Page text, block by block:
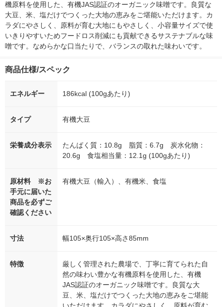
機原料を使用した、有機JAS認証のオーガニック味噌です。良質な
大豆、米、塩だけでつくった大地の恵みをご堪能いただけます。カ
ラダにやさしく、原料が育む大地にもやさしく、小容量サイズで使
いきりやすいためフードロス削減にも貢献できるサステナブルな味
噌です。なめらかな口当たりで、バランスの取れた味わいです。
商品仕様/スペック
エネルギー 186kcal (100gあたり)
タイプ 有機大豆
栄養成分表示
たんぱく質：10.8g 脂質：6.7g 炭水化物：
20.6g 食塩相当量：12.1g (100gあたり)
原材料 ※お
手元に届いた
商品を必ずご
確認ください
有機大豆（輸入）、有機米、食塩
寸法 幅105×奥行105×高さ85mm
特徴
厳しく管理された農場で、丁寧に育てられた自
然の味わい豊かな有機原料を使用した、有機
JAS認証のオーガニック味噌です。良質な大
豆、米、塩だけでつくった大地の恵みをご堪能